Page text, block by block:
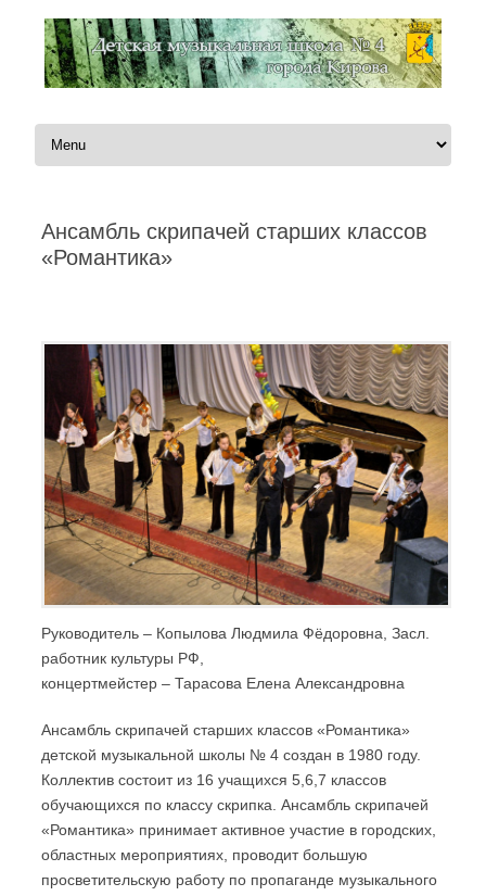
Перейти к содержимому
Ансамбль скрипачей старших классов
«Романтика»
Руководитель – Копылова Людмила Фёдоровна, Засл.
работник культуры РФ,
концертмейстер – Тарасова Елена Александровна
Ансамбль скрипачей старших классов «Романтика»
детской музыкальной школы № 4 создан в 1980 году.
Коллектив состоит из 16 учащихся 5,6,7 классов
обучающихся по классу скрипка. Ансамбль скрипачей
«Романтика» принимает активное участие в городских,
областных мероприятиях, проводит большую
просветительскую работу по пропаганде музыкального